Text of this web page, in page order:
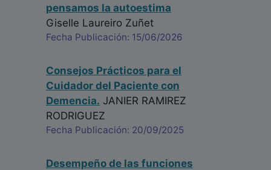
pensamos la autoestima
Giselle Laureiro Zuñet
Fecha Publicación: 15/06/2026
Consejos Prácticos para el
Cuidador del Paciente con
Demencia. JANIER RAMIREZ
RODRIGUEZ
Fecha Publicación: 20/09/2025
Desempeño de las funciones